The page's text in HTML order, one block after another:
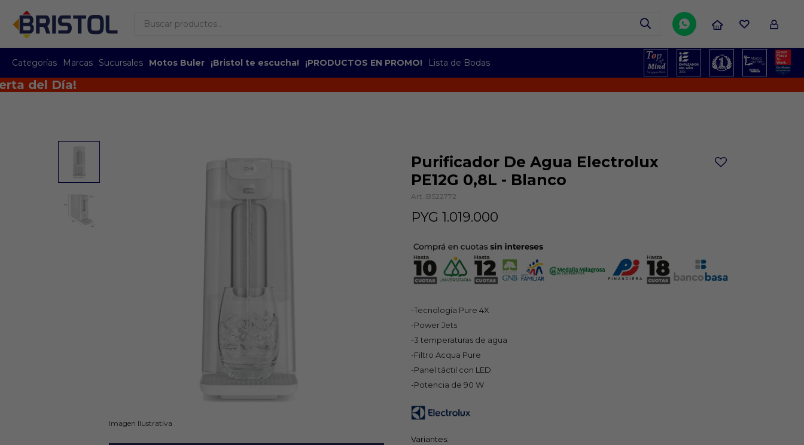
Categorías Marcas Sucursales Motos Buler ¡Bristol te escucha! ¡PRODUCTOS EN PROMO! Lista de Bodas

Día!
Imagen Ilustrativa
Purificador De Agua Electrolux
PE12G 0,8L - Blanco
BS22772
PYG 1.019.000
-Tecnología Pure 4X
-Power Jets
-3 temperaturas de agua
-Filtro Acqua Pure
-Panel táctil con LED
-Potencia de 90 W
Variantes: